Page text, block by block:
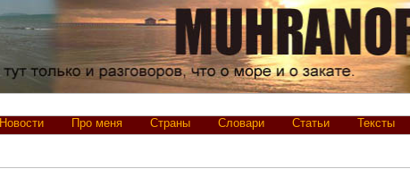
Новости Про меня Страны Словари Статьи Тексты